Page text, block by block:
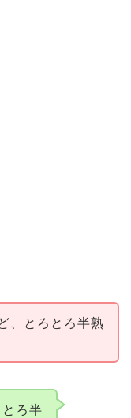
、とろとろ半熟
ろ半